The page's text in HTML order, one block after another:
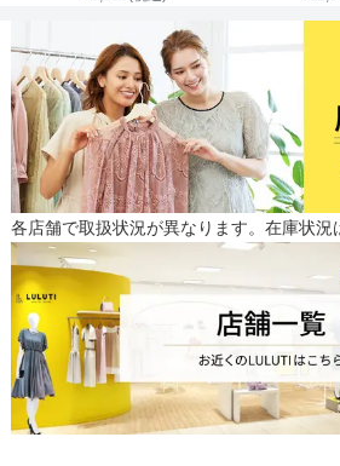
各店舗で取扱状況が異なります。在庫状況